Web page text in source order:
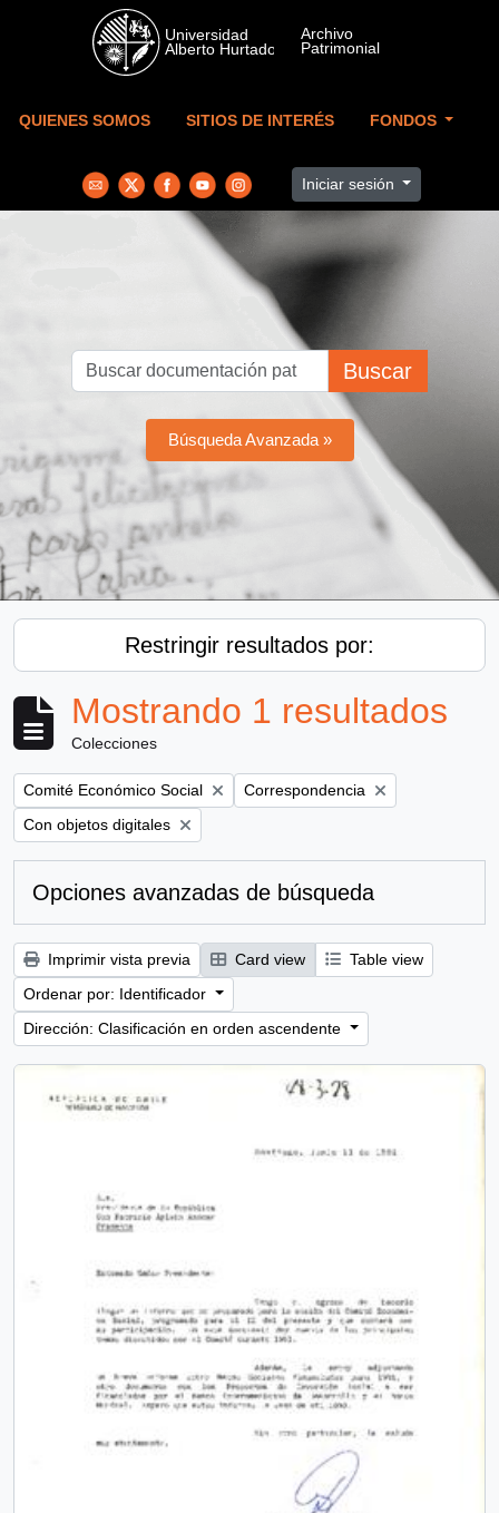
Skip to main content
QUIENES SOMOS SITIOS DE INTERÉS FONDOS
Iniciar sesión
Buscar
Búsqueda Avanzada »
Restringir resultados por:
Mostrando 1 resultados
Colecciones
Remove filter:
Comité Económico Social Remove filter:
Correspondencia
Remove filter:
Con objetos digitales
Opciones avanzadas de búsqueda
Imprimir vista previa Card view
Table view
Ordenar por: Identificador
Dirección: Clasificación en orden ascendente